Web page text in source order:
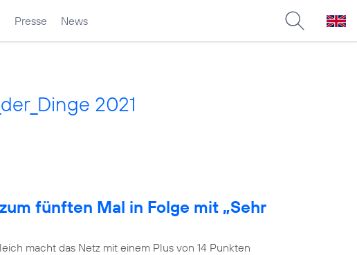
Presse News
2021
fünften Mal in Folge mit „Sehr
macht das Netz mit einem Plus von 14 Punkten